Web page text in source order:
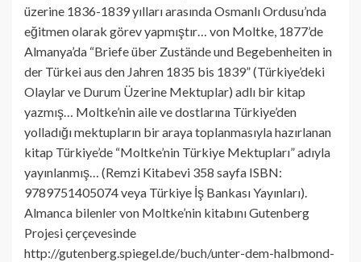
üzerine 1836-1839 yılları arasında Osmanlı Ordusu’nda
eğitmen olarak görev yapmıştır… von Moltke, 1877’de
Almanya’da “Briefe über Zustände und Begebenheiten in
der Türkei aus den Jahren 1835 bis 1839” (Türkiye’deki
Olaylar ve Durum Üzerine Mektuplar) adlı bir kitap
yazmış… Moltke’nin aile ve dostlarına Türkiye’den
yolladığı mektupların bir araya toplanmasıyla hazırlanan
kitap Türkiye’de “Moltke’nin Türkiye Mektupları” adıyla
yayınlanmış… (Remzi Kitabevi 358 sayfa ISBN:
9789751405074 veya Türkiye İş Bankası Yayınları).
Almanca bilenler von Moltke’nin kitabını Gutenberg
Projesi çerçevesinde
http://gutenberg.spiegel.de/buch/unter-dem-halbmond-